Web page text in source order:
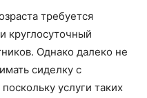
требуется
круглосуточный
Однако далеко не
сиделку с
услуги таких